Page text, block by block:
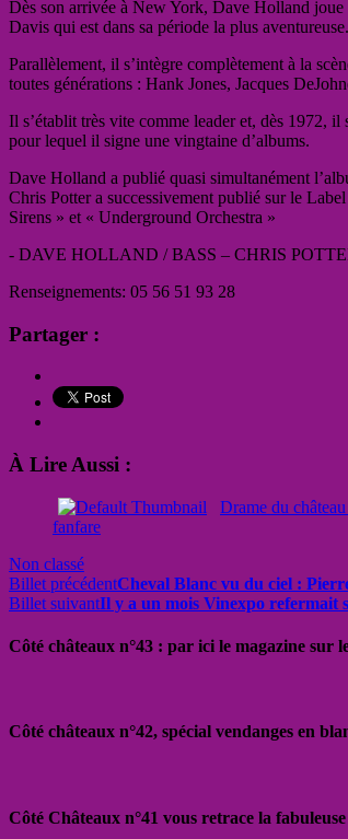
Dès son arrivée à New York, Dave Holland joue
Davis qui est dans sa période la plus aventureuse.
Parallèlement, il s’intègre complètement à la
toutes générations : Hank Jones, Jacques
Il s’établit très vite comme leader et, dès 1972,
pour lequel il signe une vingtaine d’albums.
Dave Holland a publié quasi simultanément
Chris Potter a successivement publié sur le
Sirens » et « Underground Orchestra »
­‐ DAVE HOLLAND / BASS – CHRIS
Renseignements: 05 56 51 93 28
Partager :
À Lire Aussi :
Drame du
fanfare
Non classé
Billet précédentCheval Blanc vu du ciel :
Billet suivantIl y a un mois Vinexpo refermait
Côté châteaux n°43 : par ici le magazine sur
Côté châteaux n°42, spécial vendanges en
Côté Châteaux n°41 vous retrace la